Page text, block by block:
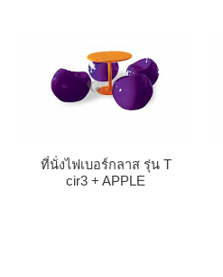
ที่นั่งไฟเบอร์กลาส รุ่น T
cir3 + APPLE